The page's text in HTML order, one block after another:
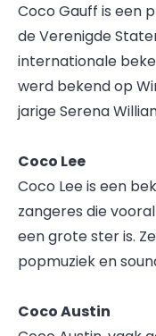
Coco Gauff is een
de Verenigde
internationale
werd bekend op
jarige Serena
Coco Lee
Coco Lee is een
zangeres die
een grote ster is.
popmuziek en
Coco Austin